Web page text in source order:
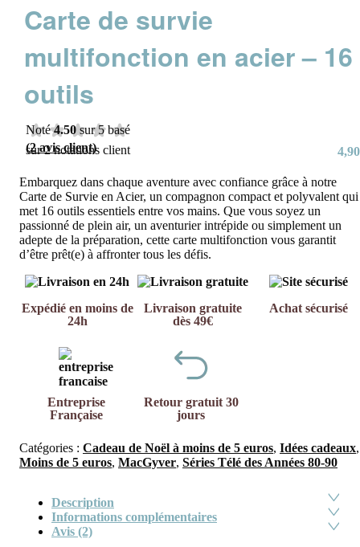
Carte de survie
multifonction en acier – 16
outils
Noté4.50 sur 5 basé
sur2notations client
(2avis client) 4,90
Embarquez dans chaque aventure avec confiance grâce à notre
Carte de Survie en Acier, un compagnon compact et polyvalent qui
met 16 outils essentiels entre vos mains. Que vous soyez un
passionné de plein air, un aventurier intrépide ou simplement un
adepte de la préparation, cette carte multifonction vous garantit
d’être prêt(e) à affronter tous les défis.
Expédié en moins de
24h
Livraison gratuite
dès 49€
Achat sécurisé
Entreprise
Française
Retour gratuit 30
jours
Catégories : Cadeau de Noël à moins de 5 euros, Idées cadeaux,
Moins de 5 euros, MacGyver, Séries Télé des Années 80-90
Description
Informations complémentaires
Avis (2)